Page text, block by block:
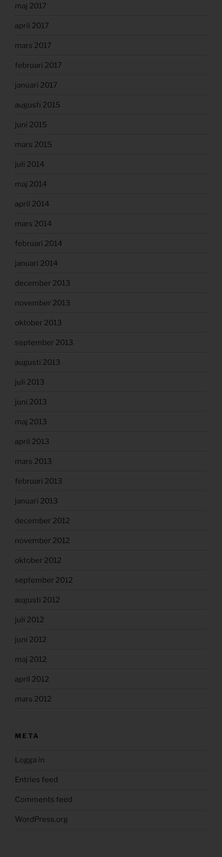
maj 2017
april 2017
mars 2017
februari 2017
januari 2017
augusti 2015
juni 2015
mars 2015
juli 2014
maj 2014
april 2014
mars 2014
februari 2014
januari 2014
december 2013
november 2013
oktober 2013
september 2013
augusti 2013
juli 2013
juni 2013
maj 2013
april 2013
mars 2013
februari 2013
januari 2013
december 2012
november 2012
oktober 2012
september 2012
augusti 2012
juli 2012
juni 2012
maj 2012
april 2012
mars 2012
META
Logga in
Entries feed
Comments feed
WordPress.org